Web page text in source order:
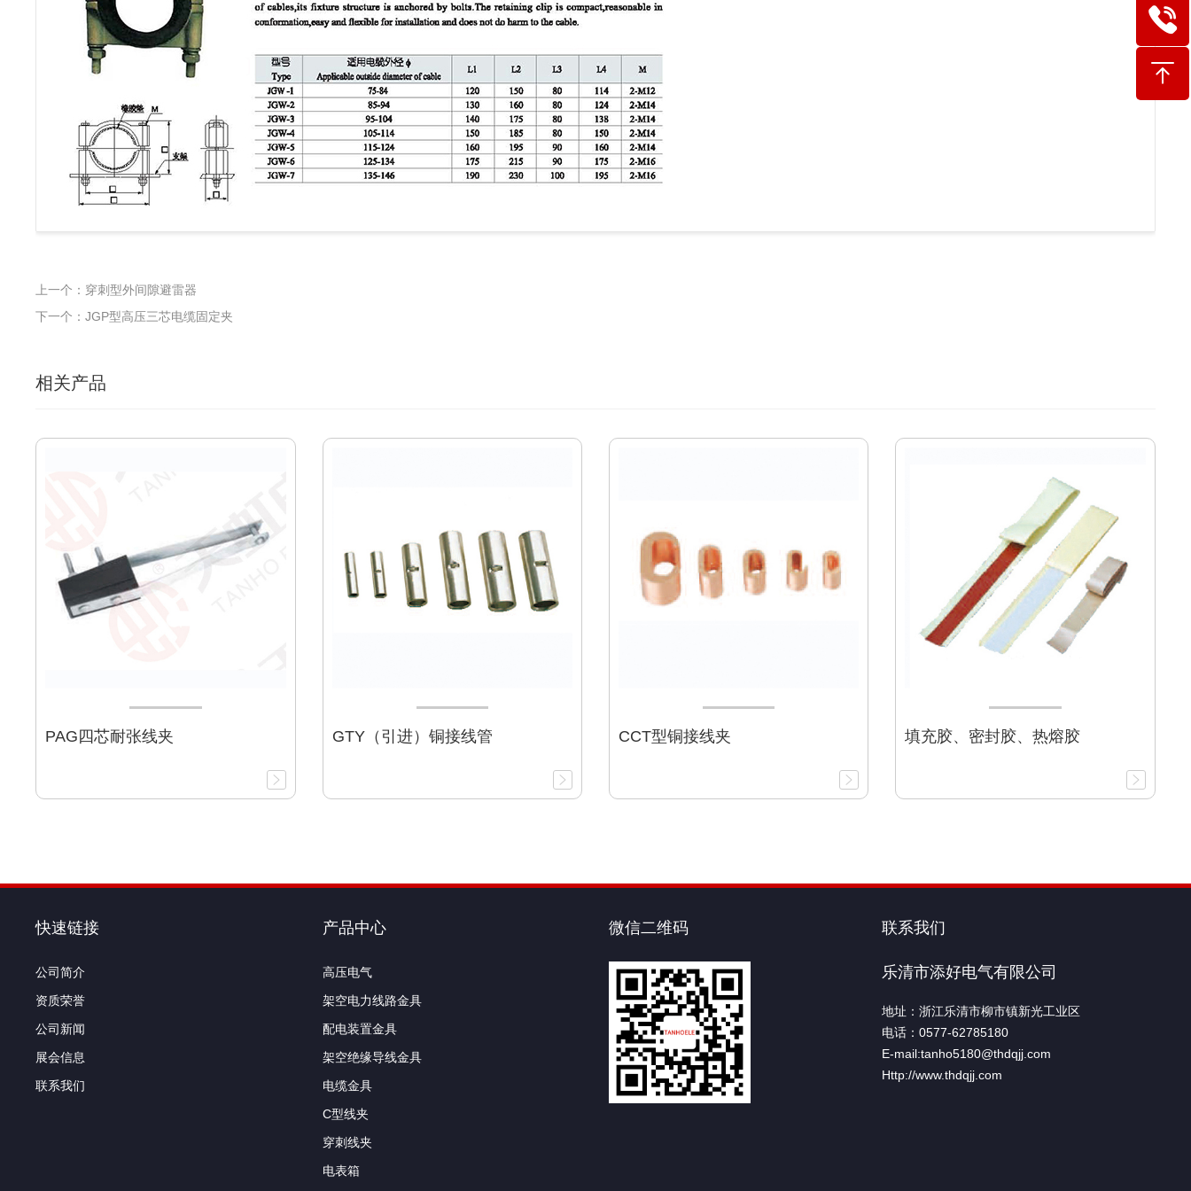
上一个：穿刺型外间隙避雷器
下一个：JGP型高压三芯电缆固定夹
相关产品
PAG四芯耐张线夹 GTY（引进）铜接线管 CCT型铜接线夹 填充胶、密封胶、热熔胶
快速链接
公司简介
资质荣誉
公司新闻
展会信息
联系我们
产品中心
高压电气
架空电力线路金具
配电装置金具
架空绝缘导线金具
电缆金具
C型线夹
穿刺线夹
电表箱
微信二维码 联系我们
乐清市添好电气有限公司
地址：浙江乐清市柳市镇新光工业区
电话：0577-62785180
E-mail:tanho5180@thdqjj.com
Http://www.thdqjj.com